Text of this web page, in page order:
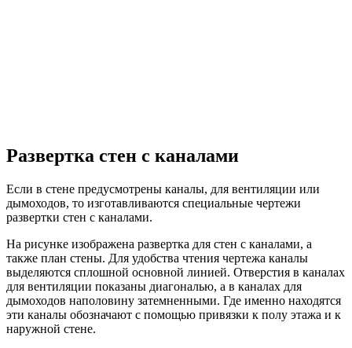
Развертка стен с каналами
Если в стене предусмотрены каналы, для вентиляции или
дымоходов, то изготавливаются специальные чертежи
развертки стен с каналами.
На рисунке изображена развертка для стен с каналами, а
также план стены. Для удобства чтения чертежа каналы
выделяются сплошной основной линией. Отверстия в каналах
для вентиляции показаны диагональю, а в каналах для
дымоходов наполовину затемненными. Где именно находятся
эти каналы обозначают с помощью привязки к полу этажа и к
наружной стене.